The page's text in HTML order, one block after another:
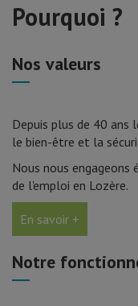
Pourquoi ?
Nos valeurs
Depuis plus de 40 ans
le bien-être et la
Nous nous
de l'emploi en Lozère.
En savoir +
Notre